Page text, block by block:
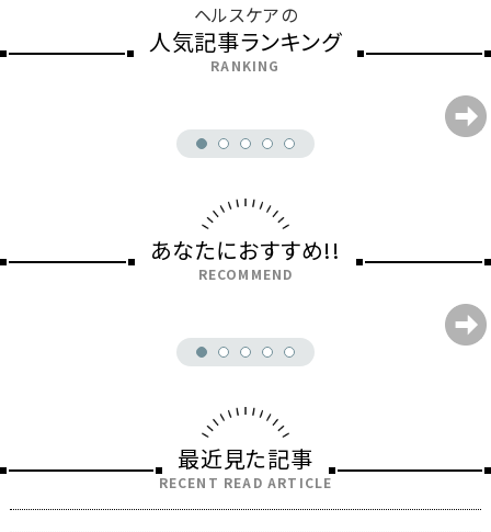
ヘルスケアの
人気記事ランキング
RANKING
あなたにおすすめ!!
RECOMMEND
最近見た記事
RECENT READ ARTICLE